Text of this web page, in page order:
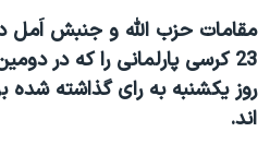
جهش
به
جستجو
ورزشی
گزیده‌ها
ویژه برنامه‌ها
جام جهانی ۲۰۲۶
عملیات خشم حماسی
۲۵۰سالگی آمریکا
فرکانس‌های صدای آمریکا
پخش رادیویی
یادگیری زبان انگلیسی
مقامات حزب الله و جنبش اَمل
23 کرسی پارلمانی را که در
روز يکشنبه به رای گذاشته
اند.